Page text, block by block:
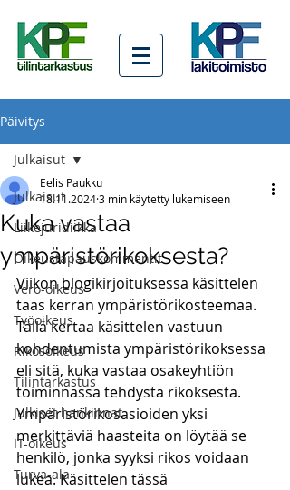
Päivitys
Julkaisut
Liikejuridiikka
Oikeustapauskommentit
Vero-oikeus
Työoikeus
Rikosoikeus
Tilintarkastus
Julkiset hankinnat
IT-oikeus
Turva-ala
Julkaisut
Kuka vastaa
ympäristörikoksesta?
Eelis Paukku
18.11.20243 min käytetty lukemiseen
Viikon blogikirjoituksessa käsittelen
taas kerran ympäristörikosteemaa.
Tällä kertaa käsittelen vastuun
kohdentumista ympäristörikoksessa
eli sitä, kuka vastaa osakeyhtiön
toiminnassa tehdystä rikoksesta.
Ympäristörikosasioiden yksi
merkittäviä haasteita on löytää se
henkilö, jonka syyksi rikos voidaan
lukea. Käsittelen tässä